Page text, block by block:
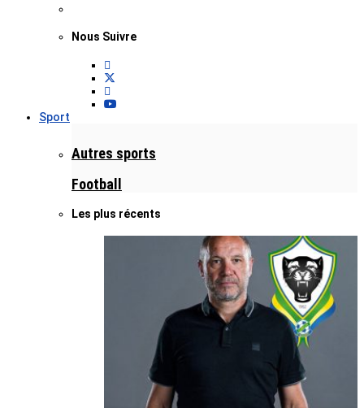
Nous Suivre
Sport
Autres sports
Football
Les plus récents